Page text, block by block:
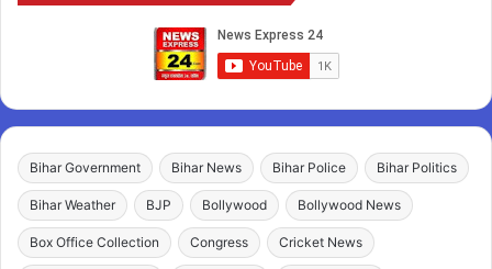
Bihar Government Bihar News Bihar Police Bihar Politics
Bihar Weather BJP Bollywood Bollywood News
Box Office Collection Congress Cricket News